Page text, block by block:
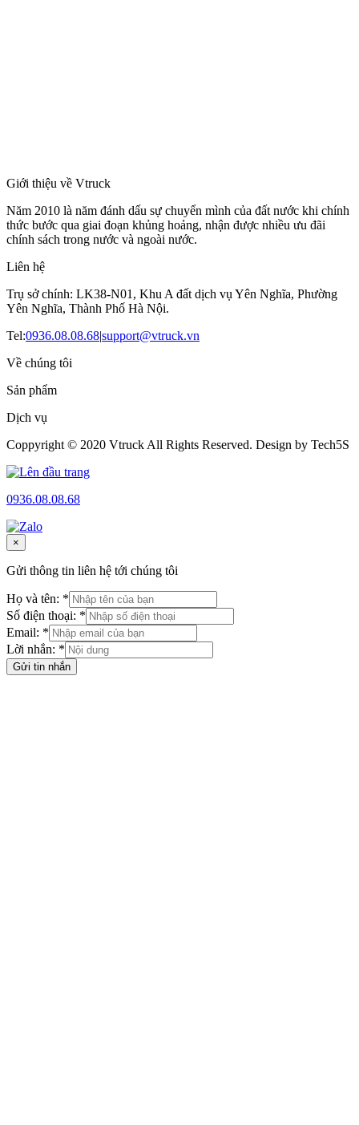
Giới thiệu về Vtruck
Năm 2010 là năm đánh dấu sự chuyển mình của đất nước khi chính
thức bước qua giai đoạn khủng hoảng, nhận được nhiều ưu đãi
chính sách trong nước và ngoài nước.
Liên hệ
Trụ sở chính: LK38-N01, Khu A đất dịch vụ Yên Nghĩa, Phường
Yên Nghĩa, Thành Phố Hà Nội.
Tel:0936.08.08.68|support@vtruck.vn
Về chúng tôi
Sản phẩm
Dịch vụ
Coppyright © 2020 Vtruck All Rights Reserved. Design by Tech5S
0936.08.08.68
×
Gửi thông tin liên hệ tới chúng tôi
Họ và tên: *
Số điện thoại: *
Email: *
Lời nhắn: *
Gửi tin nhắn